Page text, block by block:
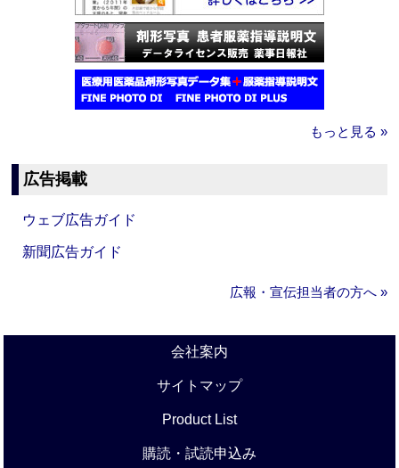
もっと見る »
広告掲載
ウェブ広告ガイド
新聞広告ガイド
広報・宣伝担当者の方へ »
会社案内
サイトマップ
Product List
購読・試読申込み